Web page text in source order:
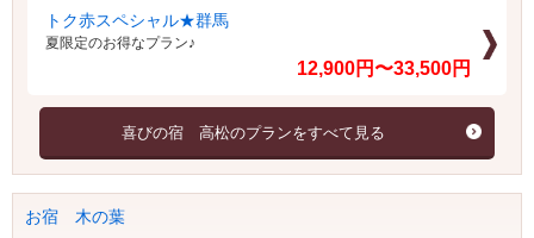
トク赤スペシャル★群馬
夏限定のお得なプラン♪
12,900円〜33,500円
喜びの宿 高松のプランをすべて見る
お宿 木の葉